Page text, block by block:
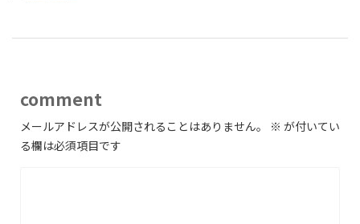
comment
メールアドレスが公開されることはありません。 ※ が付いてい
る欄は必須項目です